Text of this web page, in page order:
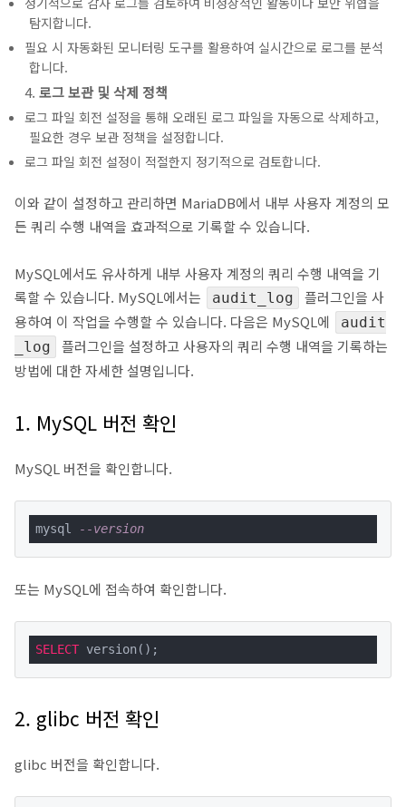
탐지합니다.
필요 시 자동화된 모니터링 도구를 활용하여 실시간으로 로그를 분석
합니다.
로그 보관 및 삭제 정책
로그 파일 회전 설정을 통해 오래된 로그 파일을 자동으로 삭제하고,
필요한 경우 보관 정책을 설정합니다.
로그 파일 회전 설정이 적절한지 정기적으로 검토합니다.
이와 같이 설정하고 관리하면 MariaDB에서 내부 사용자 계정의 모
든 쿼리 수행 내역을 효과적으로 기록할 수 있습니다.
MySQL에서도 유사하게 내부 사용자 계정의 쿼리 수행 내역을 기
록할 수 있습니다. MySQL에서는
audit_log
플러그인을 사
용하여 이 작업을 수행할 수 있습니다. 다음은 MySQL에
audit
_log
플러그인을 설정하고 사용자의 쿼리 수행 내역을 기록하는
방법에 대한 자세한 설명입니다.
1. MySQL 버전 확인
MySQL 버전을 확인합니다.
mysql --version
또는 MySQL에 접속하여 확인합니다.
SELECT version();
2. glibc 버전 확인
glibc 버전을 확인합니다.